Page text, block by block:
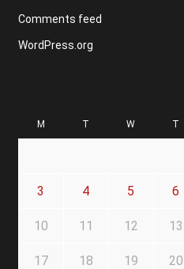
Comments feed
WordPress.org
M T W T
3 4 5 6
10 11 12 13
17 18 19 20